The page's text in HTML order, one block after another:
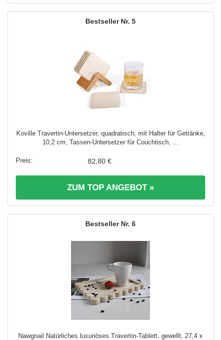
5
Koville Travertin-Untersetzer, quadratisch, mit Halter für Getränke,
10,2 cm, Tassen-Untersetzer für Couchtisch, ...
82,80 €
ZUM TOP ANGEBOT »
6
Nawgnail Natürliches luxuriöses Travertin-Tablett, gewellt, 27,4 x